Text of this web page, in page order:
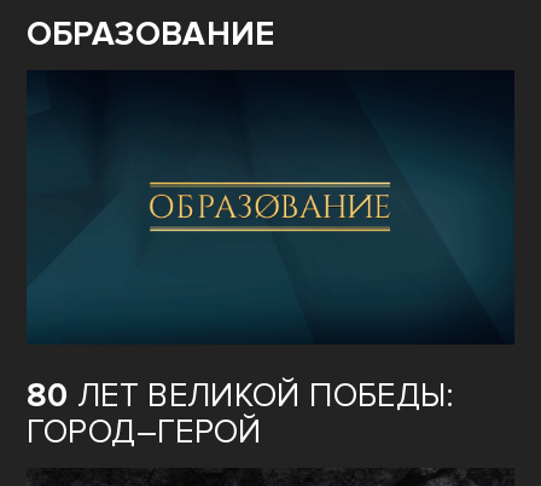
ОБРАЗОВАНИЕ
80 ЛЕТ ВЕЛИКОЙ ПОБЕДЫ:
ГОРОД–ГЕРОЙ